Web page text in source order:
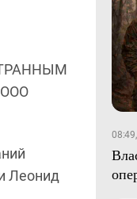
Леонид